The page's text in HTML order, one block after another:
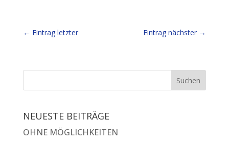
← Eintrag letzter Eintrag nächster →
NEUESTE BEITRÄGE
OHNE MÖGLICHKEITEN